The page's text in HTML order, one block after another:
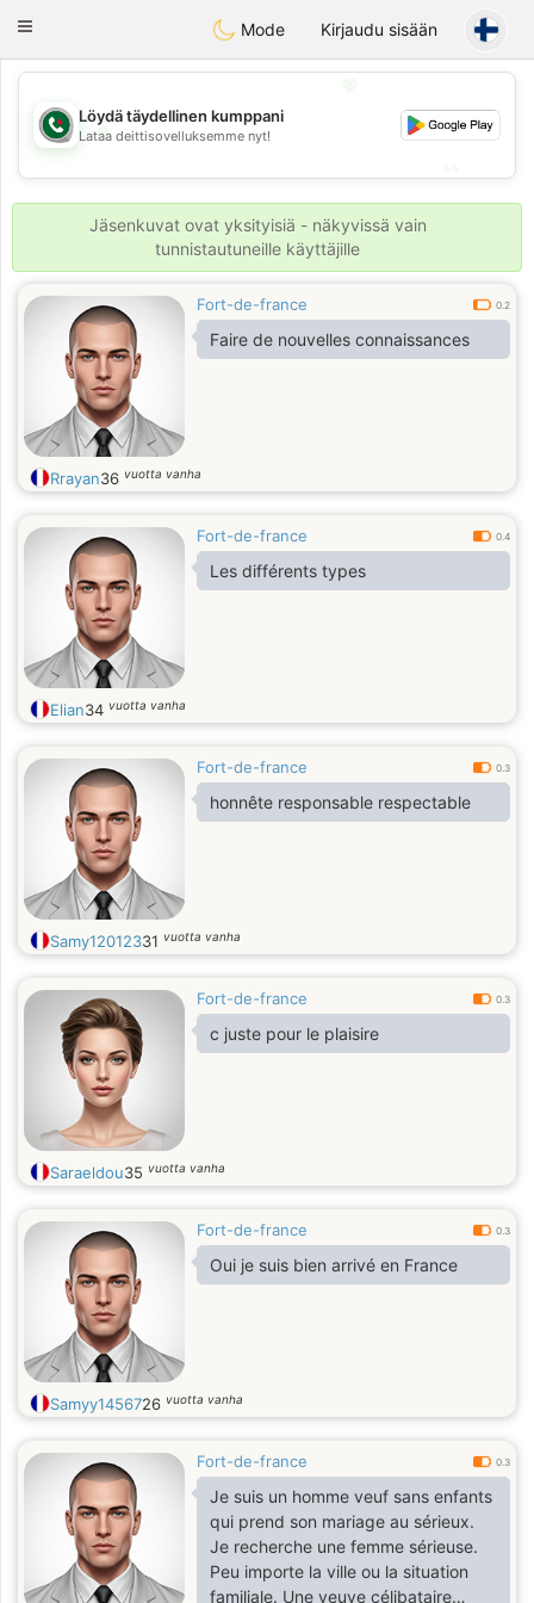
Weshrak
Toggle
Mode Kirjaudu sisään
💖
💕
Löydä täydellinen kumppani
Lataa deittisovelluksemme nyt!
Jäsenkuvat ovat yksityisiä - näkyvissä vain
tunnistautuneille käyttäjille
Fort-de-france 0.2
Faire de nouvelles connaissances
Rrayan36 vuotta vanha
Fort-de-france 0.4
Les différents types
Elian34 vuotta vanha
Fort-de-france 0.3
honnête responsable respectable
Samy12012331 vuotta vanha
Fort-de-france 0.3
c juste pour le plaisire
Saraeldou35 vuotta vanha
Fort-de-france 0.3
Oui je suis bien arrivé en France
Samyy1456726 vuotta vanha
Fort-de-france 0.3
Je suis un homme veuf sans enfants
qui prend son mariage au sérieux.
Je recherche une femme sérieuse.
Peu importe la ville ou la situation
familiale. Une veuve célibataire